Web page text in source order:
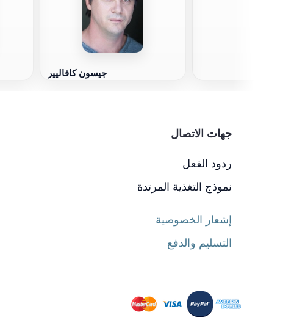
جيسون كافاليير
جهات الاتصال
ردود الفعل
نموذج التغذية المرتدة
إشعار الخصوصية
التسليم والدفع